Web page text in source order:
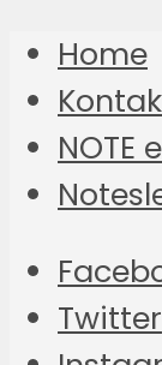
Home
NOTE
Twitter